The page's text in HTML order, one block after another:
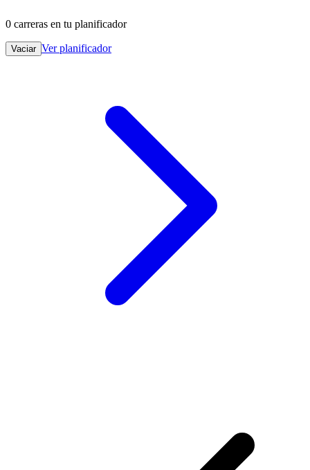
0 carreras en tu planificador
Vaciar Ver planificador